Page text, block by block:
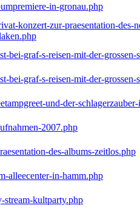
in-gronau.php
konzert-zur-praesentation-
bei-graf-s-reisen-mit-der-
bei-graf-s-reisen-mit-der-
und-der-
2007.php
des-albums-zeitlos.php
alleecenter-in-hamm.php
stream-kultparty.php